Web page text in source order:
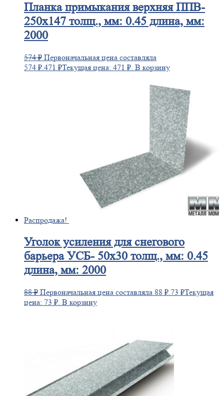
Планкапримыкания верхняя ППВ-
250х147 толщ., мм: 0.45 длина, мм:
2000
574₽ Первоначальная цена составляла
574 ₽.471 ₽Текущая цена: 471 ₽. В корзину
Распродажа!
Уголокусиления для снегового
барьера УСБ- 50х30 толщ., мм: 0.45
длина, мм: 2000
88₽ Первоначальная цена составляла 88 ₽.73 ₽Текущая
цена: 73 ₽. В корзину